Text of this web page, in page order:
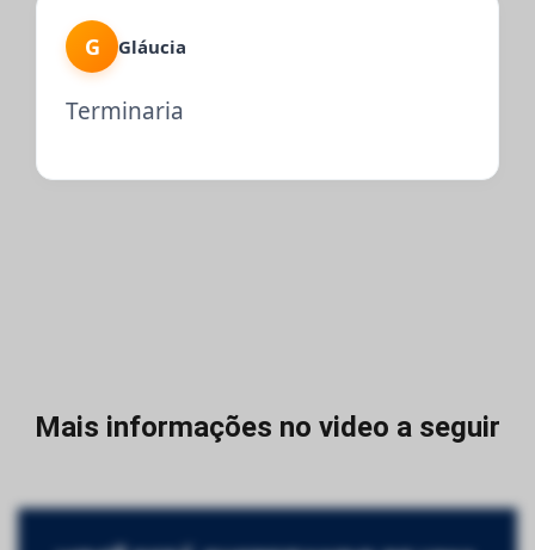
G Gláucia
Terminaria
Mais informações no video a seguir